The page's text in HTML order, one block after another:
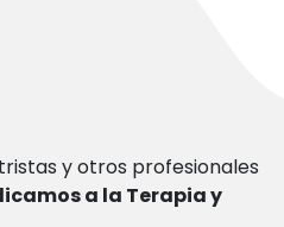
y otros profesionales
a la Terapia y